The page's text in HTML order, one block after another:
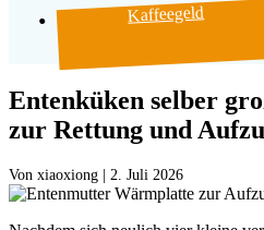
Kaffeegeld
Entenküken selber
zur Rettung und
Von 2. Juli 2026